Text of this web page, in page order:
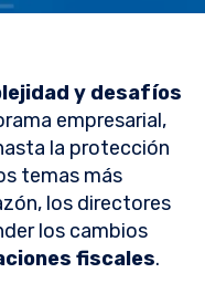
y desafíos
empresarial,
la protección
temas más
los directores
los cambios
fiscales.